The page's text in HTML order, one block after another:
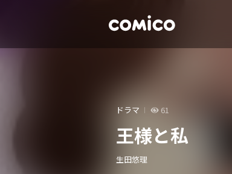
ドラマ 61
王様と私
生田悠理